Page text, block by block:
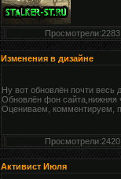
Просмотрели:2283
Изменения в дизайне
Ну вот обновлён почти весь
Обновлён фон сайта,нижняя
Оцениваем, комментируем,
Просмотрели:2420
Активист Июля